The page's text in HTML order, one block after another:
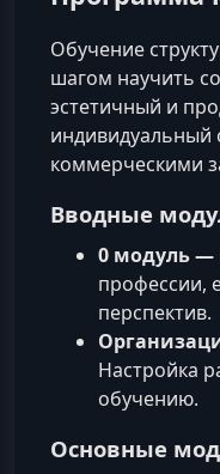
Обучение
шагом научить
эстетичный и
индивидуальный
коммерческими
Вводные
0 модуль —
профессии,
перспектив.
Настройка
обучению.
Основные